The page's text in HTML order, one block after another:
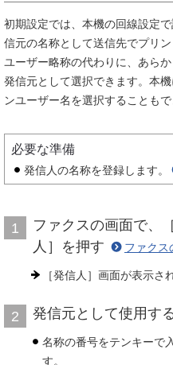
初期設定では、本機の回線設定
信元の名称として送信先でプリン
ユーザー略称の代わりに、あら
発信元として選択できます。本
ンユーザー名を選択することもで
必要な準備
発信人の名称を登録します。
1 ファクスの画面で、
人］を押す
ファクス
［発信人］画面が表示さ
2 発信元として使用す
名称の番号をテンキーで
す。